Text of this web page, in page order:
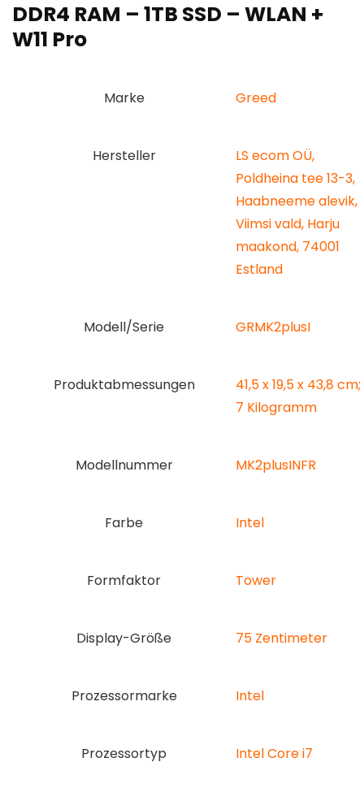
DDR4 RAM – 1TB SSD – WLAN +
W11 Pro
Marke ‎Greed
Hersteller
‎LS ecom OÜ,
Poldheina tee 13-3,
Haabneeme alevik,
Viimsi vald, Harju
maakond, 74001
Estland
Modell/Serie ‎GRMK2plusI
Produktabmessungen
‎41,5 x 19,5 x 43,8 cm;
7 Kilogramm
Modellnummer ‎MK2plusINFR
Farbe ‎Intel
Formfaktor ‎Tower
Display-Größe ‎75 Zentimeter
Prozessormarke ‎Intel
Prozessortyp ‎Intel Core i7